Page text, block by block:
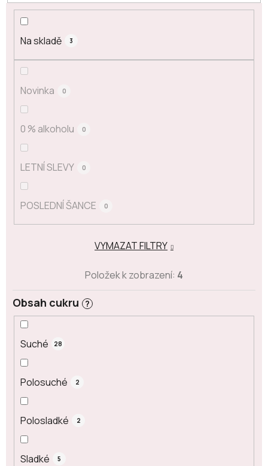
Na skladě 3
Novinka 0
0 % alkoholu 0
LETNÍ SLEVY 0
POSLEDNÍ ŠANCE 0
Obsah cukru ?
Suché 28
Polosuché 2
Polosladké 2
Sladké 5
VYMAZAT FILTRY
Položek k zobrazení: 4